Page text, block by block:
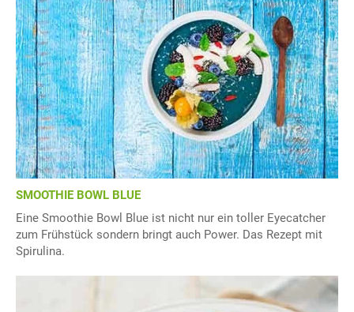
SMOOTHIE BOWL BLUE
Eine Smoothie Bowl Blue ist nicht nur ein toller Eyecatcher
zum Frühstück sondern bringt auch Power. Das Rezept mit
Spirulina.